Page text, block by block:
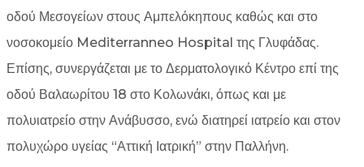
οδού Μεσογείων στους Αμπελόκηπους καθώς και στο
νοσοκομείο Mediterranneo Hospital της Γλυφάδας.
Επίσης, συνεργάζεται με το Δερματολογικό Κέντρο επί της
οδού Βαλαωρίτου 18 στο Κολωνάκι, όπως και με
πολυιατρείο στην Ανάβυσσο, ενώ διατηρεί ιατρείο και στον
πολυχώρο υγείας “Αττική Ιατρική” στην Παλλήνη.